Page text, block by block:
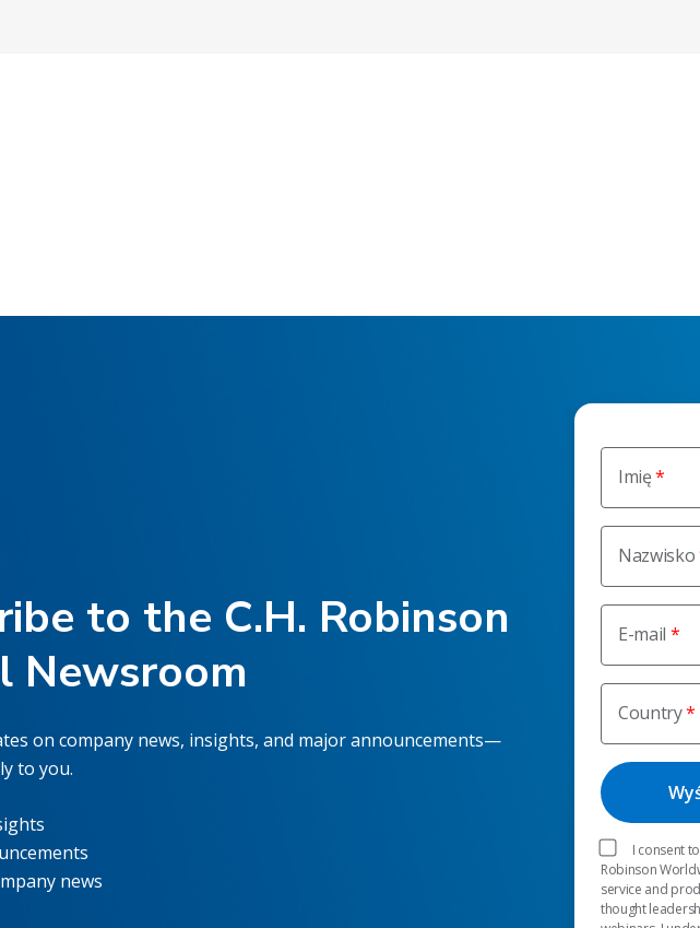
Imię
Nazwisko
E-mail
Country
I consent
Robinson
service and
thought
to the C.H. Robinson
Newsroom
on company news, insights, and major announcements—
to you.
news